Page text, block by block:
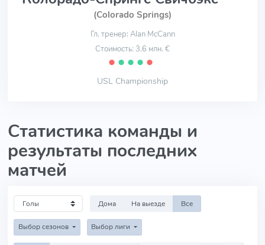
(Colorado Springs)
Гл. тренер: Alan McCann
Стоимость: 3.6 млн. €
⬤ ⬤ ⬤ ⬤ ⬤
USL Championship
Статистика команды и
результаты последних
матчей
Дома На выезде Все
Выбор сезонов Выбор лиги